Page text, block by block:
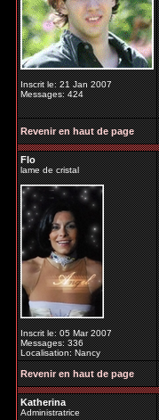
Inscrit le: 21 Jan 2007
Messages: 424
Revenir en haut de page
Flo
lame de cristal
Inscrit le: 05 Mar 2007
Messages: 336
Localisation: Nancy
Revenir en haut de page
Katherina
Administratrice